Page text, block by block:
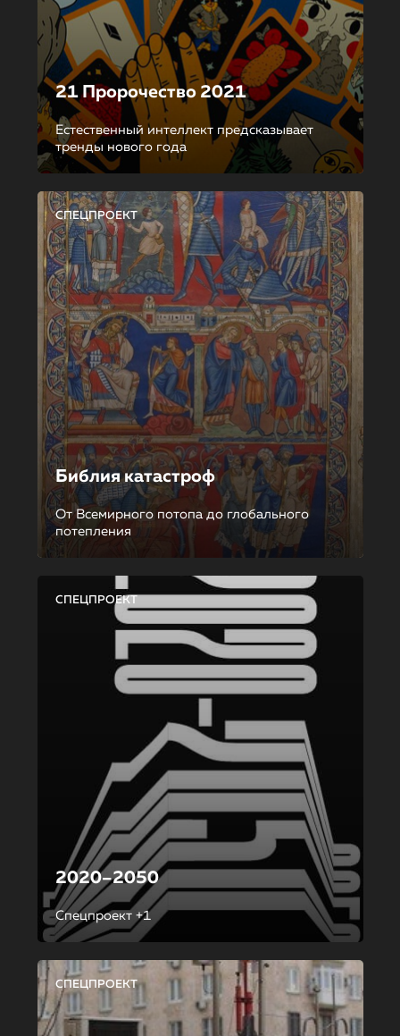
21 Пророчество 2021
Естественный интеллект предсказывает
тренды нового года
СПЕЦПРОЕКТ
Библия катастроф
От Всемирного потопа до глобального
потепления
СПЕЦПРОЕКТ
2020–2050
Спецпроект +1
СПЕЦПРОЕКТ